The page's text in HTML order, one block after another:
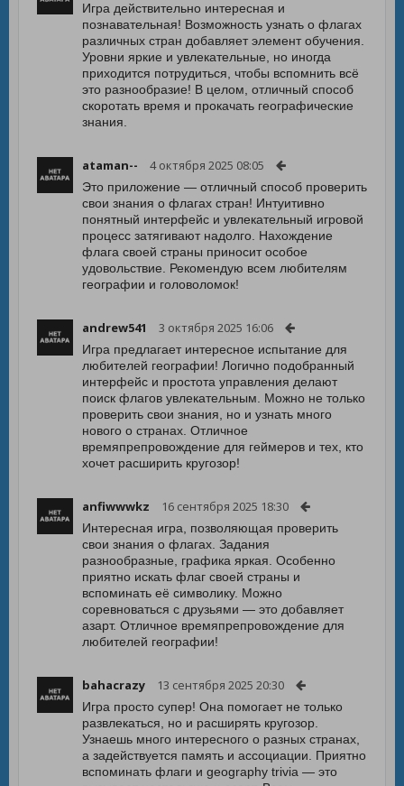
Игра действительно интересная и
познавательная! Возможность узнать о флагах
различных стран добавляет элемент обучения.
Уровни яркие и увлекательные, но иногда
приходится потрудиться, чтобы вспомнить всё
это разнообразие! В целом, отличный способ
скоротать время и прокачать географические
знания.
ataman-- 4 октября 2025 08:05
Это приложение — отличный способ проверить
свои знания о флагах стран! Интуитивно
понятный интерфейс и увлекательный игровой
процесс затягивают надолго. Нахождение
флага своей страны приносит особое
удовольствие. Рекомендую всем любителям
географии и головоломок!
andrew541 3 октября 2025 16:06
Игра предлагает интересное испытание для
любителей географии! Логично подобранный
интерфейс и простота управления делают
поиск флагов увлекательным. Можно не только
проверить свои знания, но и узнать много
нового о странах. Отличное
времяпрепровождение для геймеров и тех, кто
хочет расширить кругозор!
anfiwwwkz 16 сентября 2025 18:30
Интересная игра, позволяющая проверить
свои знания о флагах. Задания
разнообразные, графика яркая. Особенно
приятно искать флаг своей страны и
вспоминать её символику. Можно
соревноваться с друзьями — это добавляет
азарт. Отличное времяпрепровождение для
любителей географии!
bahacrazy 13 сентября 2025 20:30
Игра просто супер! Она помогает не только
развлекаться, но и расширять кругозор.
Узнаешь много интересного о разных странах,
а задействуется память и ассоциации. Приятно
вспоминать флаги и geography trivia — это